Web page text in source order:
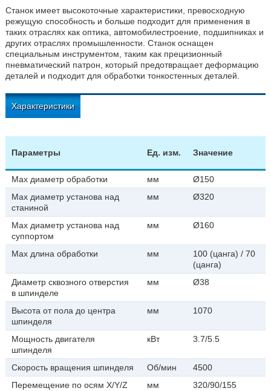
Станок имеет высокоточные характеристики, превосходную
режущую способность и больше подходит для применения в
таких отраслях как оптика, автомобилестроение, подшипниках и
других отраслях промышленности. Станок оснащен
специальным инструментом, таким как прецизионный
пневматический патрон, который предотвращает деформацию
деталей и подходит для обработки тонкостенных деталей.
Характеристики
Параметры Ед. изм. Значение
Max диаметр обработки мм
Ø150
Max диаметр установа над
станиной
мм Ø320
Max диаметр установа над
суппортом
мм Ø160
Max длина обработки мм
100 (цанга) / 70
(цанга)
Диаметр сквозного отверстия
в шпинделе
мм Ø38
Высота от пола до центра
шпинделя
мм 1070
Мощность двигателя
шпинделя
кВт 3.7/5.5
Скорость вращения шпинделя Об/мин
4500
Перемещение по осям X/Y/Z
мм
320/90/155